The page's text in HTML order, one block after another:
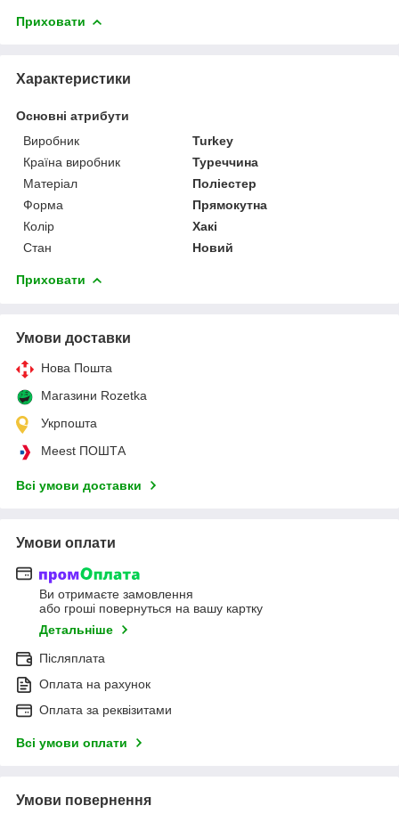
Приховати
Характеристики
Основні атрибути
Виробник
Turkey
Країна виробник
Туреччина
Матеріал
Поліестер
Форма
Прямокутна
Колір
Хакі
Стан
Новий
Приховати
Умови доставки
Нова Пошта
Магазини Rozetka
Укрпошта
Meest ПОШТА
Всі умови доставки
Умови оплати
Ви отримаєте замовлення
або гроші повернуться на вашу картку
Детальніше
Післяплата
Оплата на рахунок
Оплата за реквізитами
Всі умови оплати
Умови повернення